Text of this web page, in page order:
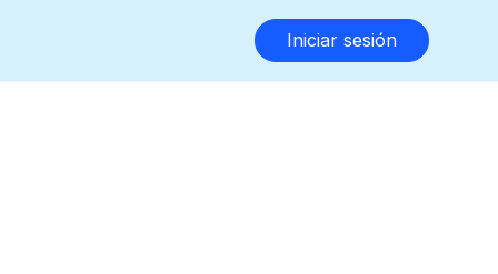
Iniciar sesión